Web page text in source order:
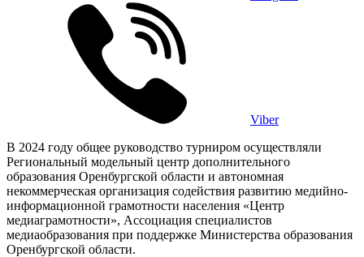
Viber
В 2024 году общее руководство турниром осуществляли
Региональный модельный центр дополнительного
образования Оренбургской области и автономная
некоммерческая организация содействия развитию медийно-
информационной грамотности населения «Центр
медиаграмотности», Ассоциация специалистов
медиаобразования при поддержке Министерства образования
Оренбургской области.